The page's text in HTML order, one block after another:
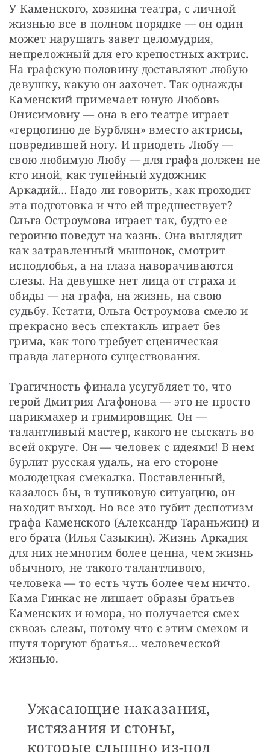
У Каменского, хозяина театра, с личной
жизнью все в полном порядке — он один
может нарушать завет целомудрия,
непреложный для его крепостных актрис.
На графскую половину доставляют любую
девушку, какую он захочет. Так однажды
Каменский примечает юную Любовь
Онисимовну — она в его театре играет
«герцогиню де Бурблян» вместо актрисы,
повредившей ногу. И приодеть Любу —
свою любимую Любу — для графа должен не
кто иной, как тупейный художник
Аркадий… Надо ли говорить, как проходит
эта подготовка и что ей предшествует?
Ольга Остроумова играет так, будто ее
героиню поведут на казнь. Она выглядит
как затравленный мышонок, смотрит
исподлобья, а на глаза наворачиваются
слезы. На девушке нет лица от страха и
обиды — на графа, на жизнь, на свою
судьбу. Кстати, Ольга Остроумова смело и
прекрасно весь спектакль играет без
грима, как того требует сценическая
правда лагерного существования.
Трагичность финала усугубляет то, что
герой Дмитрия Агафонова — это не просто
парикмахер и гримировщик. Он —
талантливый мастер, какого не сыскать во
всей округе. Он — человек с идеями! В нем
бурлит русская удаль, на его стороне
молодецкая смекалка. Поставленный,
казалось бы, в тупиковую ситуацию, он
находит выход. Но все это губит деспотизм
графа Каменского (Александр Тараньжин) и
его брата (Илья Сазыкин). Жизнь Аркадия
для них немногим более ценна, чем жизнь
обычного, не такого талантливого,
человека — то есть чуть более чем ничто.
Кама Гинкас не лишает образы братьев
Каменских и юмора, но получается смех
сквозь слезы, потому что с этим смехом и
шутя торгуют братья… человеческой
жизнью.
Ужасающие наказания,
истязания и стоны,
которые слышно из-под